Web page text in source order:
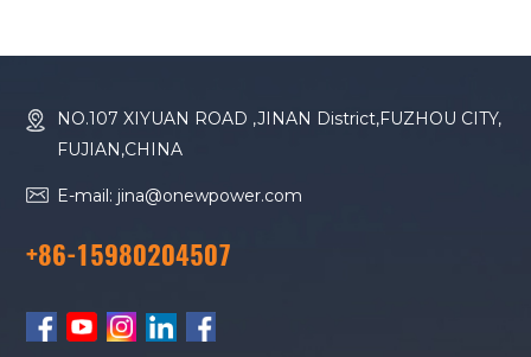
NO.107 XIYUAN ROAD ,JINAN District,FUZHOU CITY,
FUJIAN,CHINA
E-mail: jina@onewpower.com
+86-15980204507